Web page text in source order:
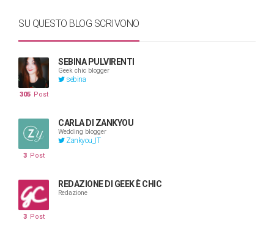
SU QUESTO BLOG SCRIVONO
SEBINA PULVIRENTI
Geek chic blogger
sebina
305 Post
CARLA DI ZANKYOU
Wedding blogger
Zankyou_IT
3 Post
REDAZIONE DI GEEK È CHIC
Redazione
3 Post